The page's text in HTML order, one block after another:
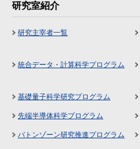
研究室紹介
研究主宰者一覧
統合データ・計算科学プログラム
基礎量子科学研究プログラム
先端半導体科学プログラム
バトンゾーン研究推進プログラム